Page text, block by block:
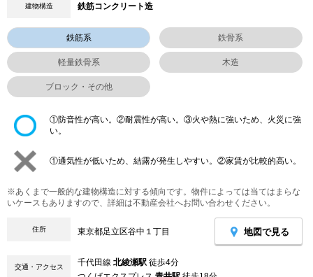
建物構造 鉄筋コンクリート造
鉄筋系 鉄骨系
軽量鉄骨系 木造
ブロック・その他
①防音性が高い。②耐震性が高い。③火や熱に強いため、火災に強
い。
①通気性が低いため、結露が発生しやすい。②家賃が比較的高い。
※あくまで一般的な建物構造に対する傾向です。物件によっては当てはまらな
いケースもありますので、詳細は不動産会社へお問い合わせください。
住所 東京都足立区谷中１丁目 地図で見る
交通・アクセス 千代田線 北綾瀬駅 徒歩4分